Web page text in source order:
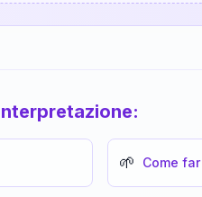
🌱 Come